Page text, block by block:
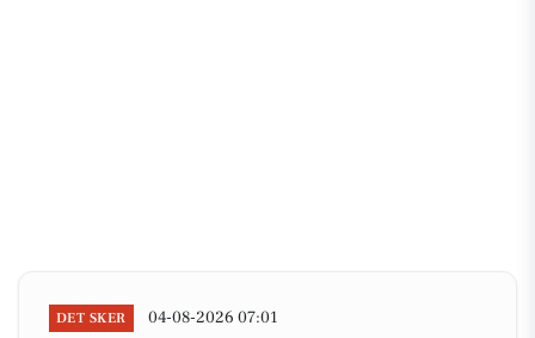
DET SKER 04-08-2026 07:01